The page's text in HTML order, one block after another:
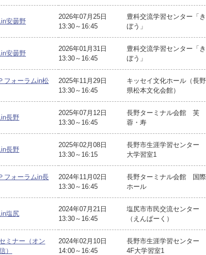
安曇野
2026年07月25日
13:30～16:45
豊科交流学習センター「き
ぼう」
安曇野
2026年01月31日
13:30～16:45
豊科交流学習センター「き
ぼう」
フォーラムin松
2025年11月29日
13:30～16:45
キッセイ文化ホール（長野
県松本文化会館）
長野
2025年07月12日
13:30～16:45
長野ターミナル会館 芙
蓉・寿
長野
2025年02月08日
13:30～16:15
長野市生涯学習センター
大学習室1
フォーラムin長
2024年11月02日
13:30～16:45
長野ターミナル会館 国際
ホール
塩尻
2024年07月21日
13:30～16:45
塩尻市市民交流センター
（えんぱーく）
ミナー（オン
）
2024年02月10日
14:00～16:45
長野市生涯学習センター
4F大学習室1